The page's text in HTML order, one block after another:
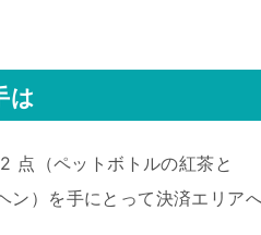
は
点（ペットボトルの紅茶と
ン）を手にとって決済エリア